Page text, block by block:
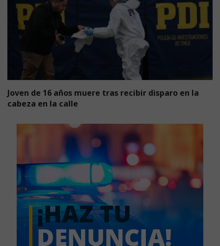
Joven de 16 años muere tras recibir disparo en la
cabeza en la calle